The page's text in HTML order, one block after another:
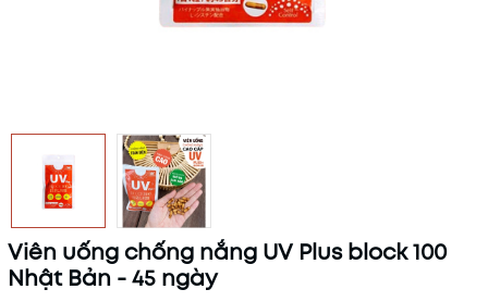
Viên uống chống nắng UV Plus block 100
Nhật Bản - 45 ngày